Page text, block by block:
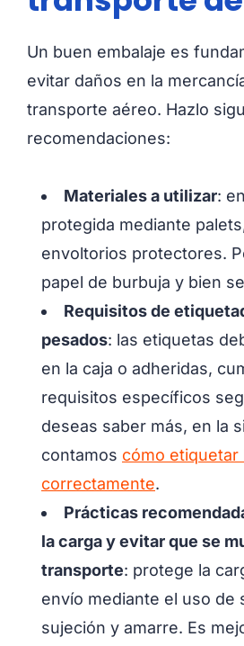
Un buen embalaje es
evitar daños en la
transporte aéreo. Hazlo
recomendaciones:
Materiales a utilizar:
protegida mediante
envoltorios protectores.
papel de burbuja y bien
Requisitos de
pesados: las etiquetas
en la caja o adheridas,
requisitos específicos
deseas saber más, en la
contamos cómo etiquetar
correctamente.
Prácticas
la carga y evitar que se
transporte: protege la
envío mediante el uso de
sujeción y amarre. Es